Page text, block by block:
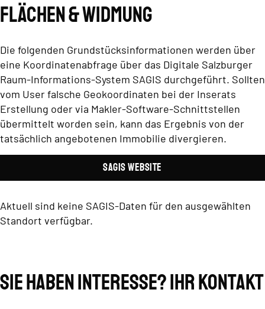
Flächen & Widmung
Die folgenden Grundstücksinformationen werden über
eine Koordinatenabfrage über das Digitale Salzburger
Raum-Informations-System SAGIS durchgeführt. Sollten
vom User falsche Geokoordinaten bei der Inserats
Erstellung oder via Makler-Software-Schnittstellen
übermittelt worden sein, kann das Ergebnis von der
tatsächlich angebotenen Immobilie divergieren.
SAGIS Website
Aktuell sind keine SAGIS-Daten für den ausgewählten
Standort verfügbar.
Sie haben Interesse? Ihr Kontakt